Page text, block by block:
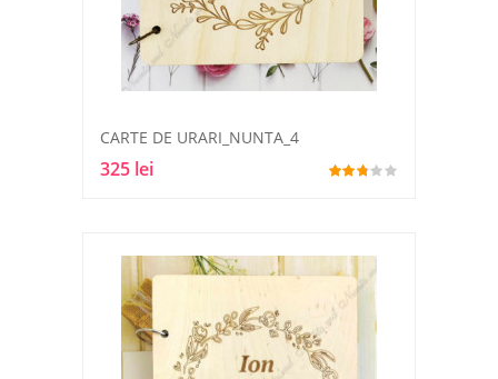
CARTE DE URARI_NUNTA_4
325 lei